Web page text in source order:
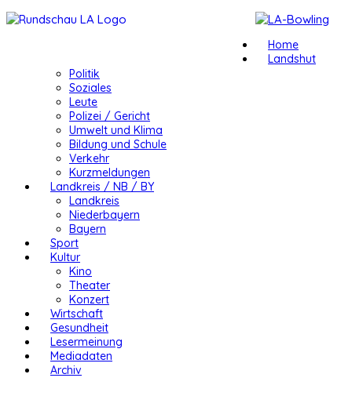
Home
Landshut
Politik
Soziales
Leute
Polizei / Gericht
Umwelt und Klima
Bildung und Schule
Verkehr
Kurzmeldungen
Landkreis / NB / BY
Landkreis
Niederbayern
Bayern
Sport
Kultur
Kino
Theater
Konzert
Wirtschaft
Gesundheit
Lesermeinung
Mediadaten
Archiv